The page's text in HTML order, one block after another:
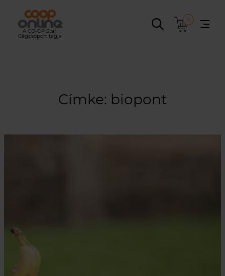
tartalomhoz
0
Címke: biopont